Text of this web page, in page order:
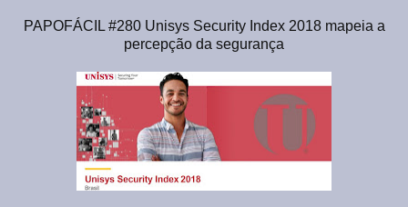
PAPOFÁCIL #280 Unisys Security Index 2018 mapeia a
percepção da segurança